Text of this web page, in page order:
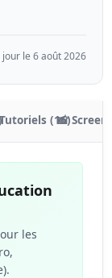
jour le 6 août 2026
(16)
📸
les